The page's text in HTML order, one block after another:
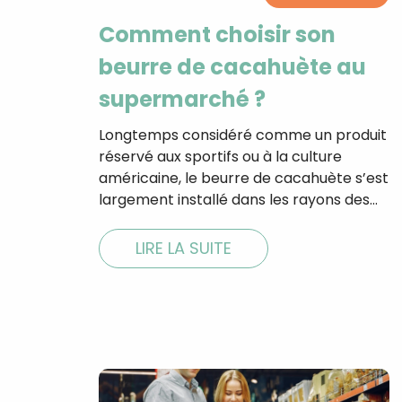
Comment choisir son
beurre de cacahuète au
supermarché ?
Longtemps considéré comme un produit
réservé aux sportifs ou à la culture
américaine, le beurre de cacahuète s’est
largement installé dans les rayons des…
LIRE LA SUITE